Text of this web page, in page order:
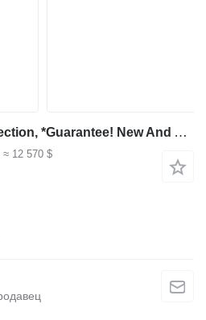
JCB S2632E Valid inspection, *Guarantee! New And Avail
≈ 12 570 $